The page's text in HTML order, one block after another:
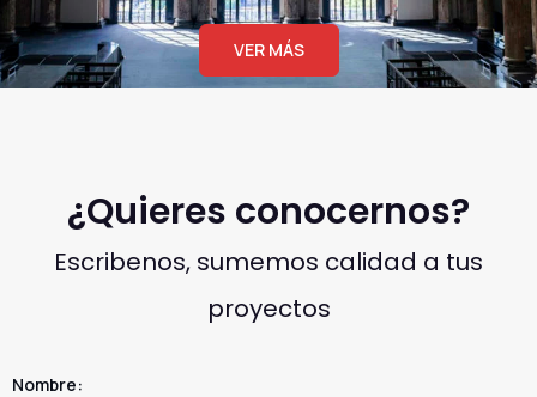
VER MÁS
¿Quieres conocernos?
Escribenos, sumemos calidad a tus
proyectos
Nombre: